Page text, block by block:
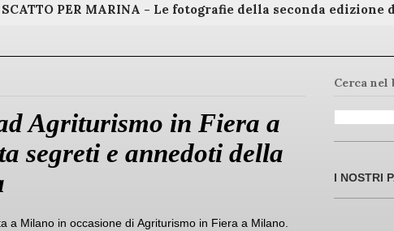
SCATTO PER MARINA - Le fotografie della seconda edizione
Agriturismo in Fiera a
segreti e annedoti della
a Milano in occasione di Agriturismo in Fiera a Milano.
Cerca nel
I NOSTRI